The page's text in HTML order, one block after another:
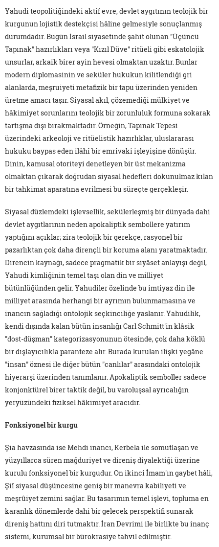
Yahudi teopolitiğindeki aktif evre, devlet aygıtının teolojik bir
kurgunun lojistik destekçisi hâline gelmesiyle sonuçlanmış
durumdadır. Bugün İsrail siyasetinde şahit olunan "Üçüncü
Tapınak" hazırlıkları veya "Kızıl Düve" ritüeli gibi eskatolojik
unsurlar, arkaik birer ayin hevesi olmaktan uzaktır. Bunlar
modern diplomasinin ve seküler hukukun kilitlendiği gri
alanlarda, meşruiyeti metafizik bir tapu üzerinden yeniden
üretme amacı taşır. Siyasal akıl, çözemediği mülkiyet ve
hâkimiyet sorunlarını teolojik bir zorunluluk formuna sokarak
tartışma dışı bırakmaktadır. Örneğin, Tapınak Tepesi
üzerindeki arkeoloji ve ritüelistik hazırlıklar, uluslararası
hukuku baypas eden ilâhî bir emrivaki işleyişine dönüşür.
Dinin, kamusal otoriteyi denetleyen bir üst mekanizma
olmaktan çıkarak doğrudan siyasal hedefleri dokunulmaz kılan
bir tahkimat aparatına evrilmesi bu süreçte gerçekleşir.
Siyasal düzlemdeki işlevsellik, sekülerleşmiş bir dünyada dahi
devlet aygıtlarının neden apokaliptik sembollere yatırım
yaptığını açıklar; zira teolojik bir gerekçe, rasyonel bir
pazarlıktan çok daha dirençli bir koruma alanı yaratmaktadır.
Direncin kaynağı, sadece pragmatik bir siyâset anlayışı değil,
Yahudi kimliğinin temel taşı olan din ve milliyet
bütünlüğünden gelir. Yahudiler özelinde bu imtiyaz din ile
milliyet arasında herhangi bir ayrımın bulunmamasına ve
inancın sağladığı ontolojik seçkinciliğe yaslanır. Yahudilik,
kendi dışında kalan bütün insanlığı Carl Schmitt'in klâsik
"dost-düşman" kategorizasyonunun ötesinde, çok daha köklü
bir dışlayıcılıkla paranteze alır. Burada kurulan ilişki yegâne
"insan" öznesi ile diğer bütün "canlılar" arasındaki ontolojik
hiyerarşi üzerinden tanımlanır. Apokaliptik semboller sadece
konjonktürel birer taktik değil, bu varoluşsal ayrıcalığın
yeryüzündeki fiziksel hâkimiyet aracıdır.
Fonksiyonel bir kurgu
Şia havzasında ise Mehdi inancı, Kerbela ile somutlaşan ve
yüzyıllarca süren mağduriyet ve direniş diyalektiği üzerine
kurulu fonksiyonel bir kurgudur. On ikinci İmam'ın gaybet hâli,
Şiî siyasal düşüncesine geniş bir manevra kabiliyeti ve
meşrûiyet zemini sağlar. Bu tasarımın temel işlevi, topluma en
karanlık dönemlerde dahi bir gelecek perspektifi sunarak
direniş hattını diri tutmaktır. İran Devrimi ile birlikte bu inanç
sistemi, kurumsal bir bürokrasiye tahvil edilmiştir.